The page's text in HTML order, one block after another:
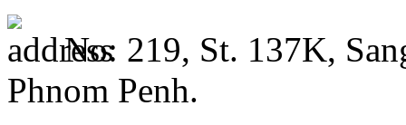
No: 219, St. 137K,
Phnom Penh.